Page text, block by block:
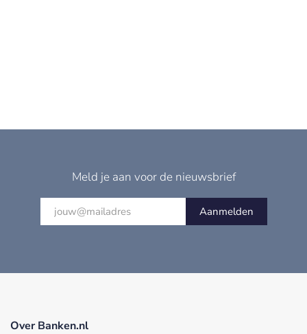
Meld je aan voor de nieuwsbrief
Aanmelden
Over Banken.nl